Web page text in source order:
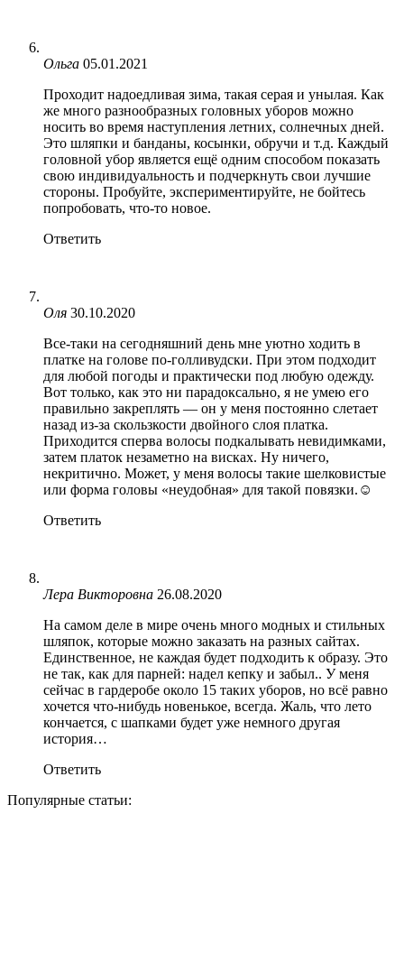
Ольга 05.01.2021
Проходит надоедливая зима, такая серая и унылая. Как
же много разнообразных головных уборов можно
носить во время наступления летних, солнечных дней.
Это шляпки и банданы, косынки, обручи и т.д. Каждый
головной убор является ещё одним способом показать
свою индивидуальность и подчеркнуть свои лучшие
стороны. Пробуйте, экспериментируйте, не бойтесь
попробовать, что-то новое.
Ответить
Оля 30.10.2020
Все-таки на сегодняшний день мне уютно ходить в
платке на голове по-голливудски. При этом подходит
для любой погоды и практически под любую одежду.
Вот только, как это ни парадоксально, я не умею его
правильно закреплять — он у меня постоянно слетает
назад из-за скользкости двойного слоя платка.
Приходится сперва волосы подкалывать невидимками,
затем платок незаметно на висках. Ну ничего,
некритично. Может, у меня волосы такие шелковистые
или форма головы «неудобная» для такой повязки.☺
Ответить
Лера Викторовна 26.08.2020
На самом деле в мире очень много модных и стильных
шляпок, которые можно заказать на разных сайтах.
Единственное, не каждая будет подходить к образу. Это
не так, как для парней: надел кепку и забыл.. У меня
сейчас в гардеробе около 15 таких уборов, но всё равно
хочется что-нибудь новенькое, всегда. Жаль, что лето
кончается, с шапками будет уже немного другая
история…
Ответить
Популярные статьи: